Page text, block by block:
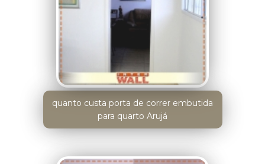
quanto custa porta de correr embutida
para quarto Arujá